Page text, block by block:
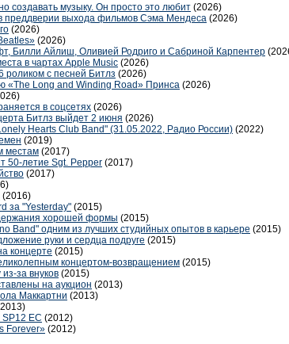
создавать музыку. Он просто это любит (2026)
преддверии выхода фильмов Сэма Мендеса (2026)
(2026)
(2026)
Билли Айлиш, Оливией Родриго и Сабриной Карпентер
в чартах Apple Music (2026)
роликом с песней Битлз (2026)
«The Long and Winding Road» Принса (2026)
в соцсетях (2026)
Битлз выйдет 2 июня (2026)
Hearts Club Band" (31.05.2022, Радио России) (2022)
(2019)
местам (2017)
50-летие Sgt. Pepper (2017)
(2017)
(2016)
за "Yesterday" (2015)
хорошей формы (2015)
Band" одним из лучших студийных опытов в карьере (2015)
руки и сердца подруге (2015)
концерте (2015)
концертом-возвращением (2015)
за внуков (2015)
на аукцион (2013)
Маккартни (2013)
EC (2012)
Forever» (2012)